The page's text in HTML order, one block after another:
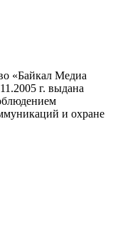
«Байкал Медиа
г. выдана
и охране